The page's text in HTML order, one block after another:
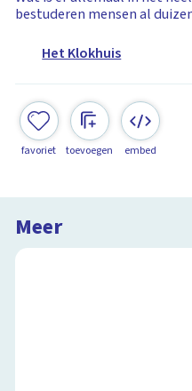
bestuderen mensen al
Het Klokhuis
favoriet toevoegen embed
Meer